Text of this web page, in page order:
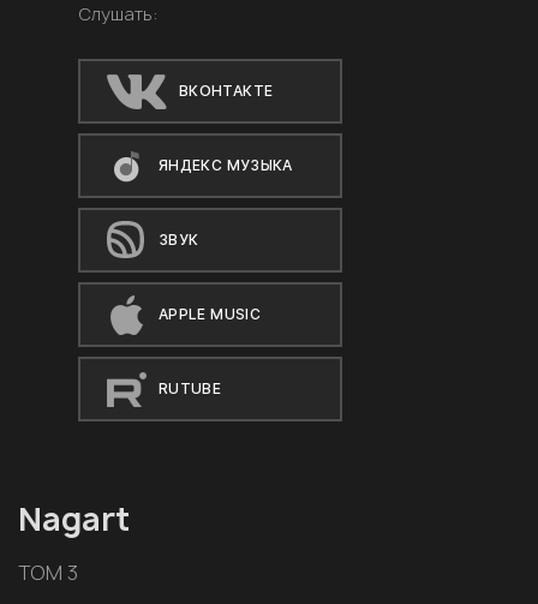
Слушать:
ВКОНТАКТЕ
ЯНДЕКС МУЗЫКА
ЗВУК
APPLE MUSIC
RUTUBE
Nagart
ТОМ 3